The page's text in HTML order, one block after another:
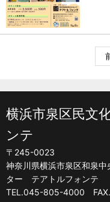
横浜市泉区民文
ンテ
〒245-0023
神奈川県横浜市泉区和泉
ター テアトルフォンテ
TEL.045-805-4000